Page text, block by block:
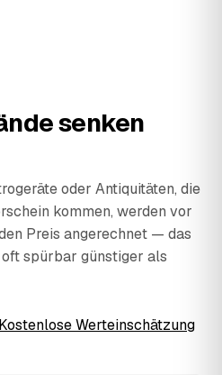
senken
oder Antiquitäten, die
kommen, werden vor
Preis angerechnet — das
spürbar günstiger als
Kostenlose Werteinschätzung